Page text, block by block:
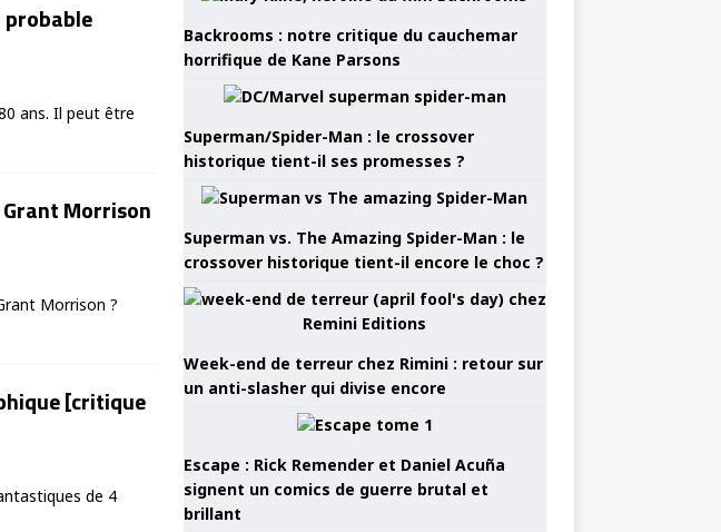
probable
ans. Il peut être
Grant Morrison
Morrison ?
[critique
de 4
Backrooms : notre critique du cauchemar
horrifique de Kane Parsons
Superman/Spider-Man : le crossover
historique tient-il ses promesses ?
Superman vs. The Amazing Spider-Man : le
crossover historique tient-il encore le choc ?
Week-end de terreur chez Rimini : retour sur
un anti-slasher qui divise encore
Escape : Rick Remender et Daniel Acuña
signent un comics de guerre brutal et
brillant